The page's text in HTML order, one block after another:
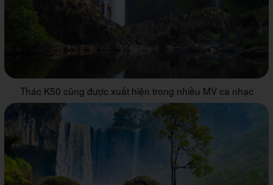
Thác K50 cũng được xuất hiện trong nhiều MV ca nhạc